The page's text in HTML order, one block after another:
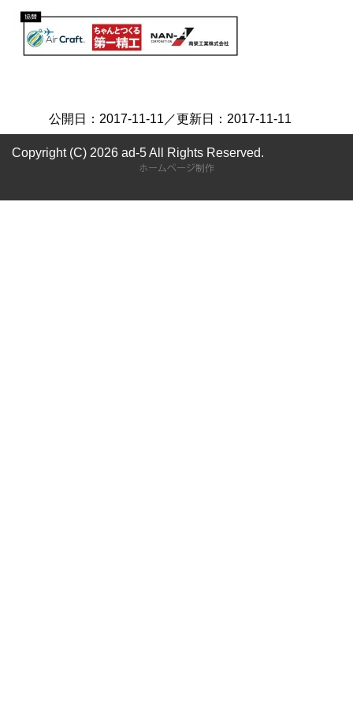
公開日： 2017-11-11 ／更新日： 2017-11-11
Copyright (C) 2026 ad-5All Rights Reserved.